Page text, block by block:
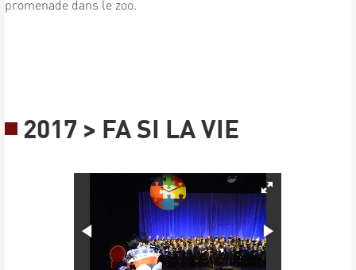
promenade dans le zoo.
2017 > FA SI LA VIE